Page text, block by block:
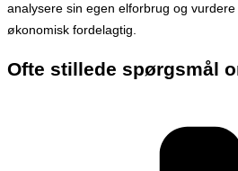
analysere sin egen elforbrug og
økonomisk fordelagtig.
Ofte stillede spørgsmål